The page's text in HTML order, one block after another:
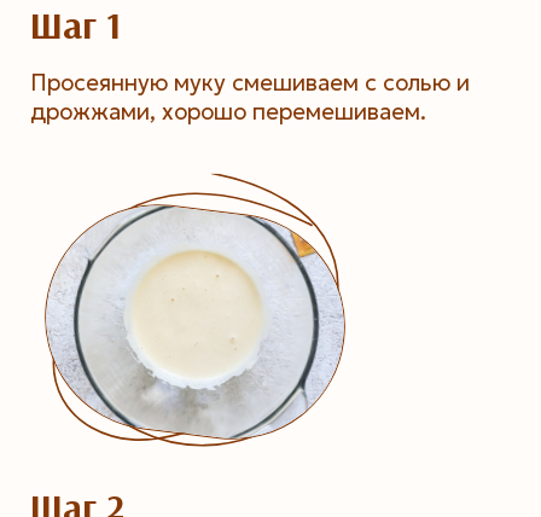
Шаг 1
Просеянную муку смешиваем с солью и
дрожжами, хорошо перемешиваем.
Шаг 2